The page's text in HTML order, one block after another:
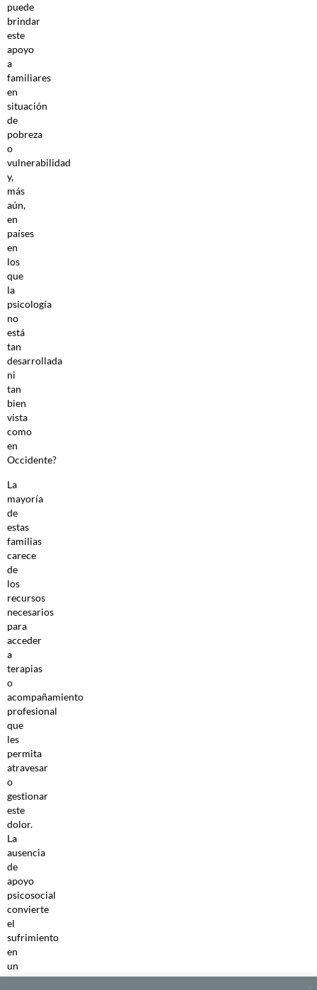
puede
brindar
este
apoyo
a
familiares
en
situación
de
pobreza
o
vulnerabilidad
y,
más
aún,
en
países
en
los
que
la
psicología
no
está
tan
desarrollada
ni
tan
bien
vista
como
en
Occidente?
La
mayoría
de
estas
familias
carece
de
los
recursos
necesarios
para
acceder
a
terapias
o
acompañamiento
profesional
que
les
permita
atravesar
o
gestionar
este
dolor.
La
ausencia
de
apoyo
psicosocial
convierte
el
sufrimiento
en
un
peso